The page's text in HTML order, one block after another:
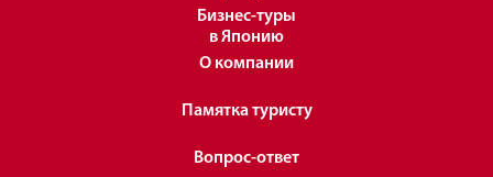
Бизнес-туры
в Японию
О компании
Памятка туристу
Вопрос-ответ